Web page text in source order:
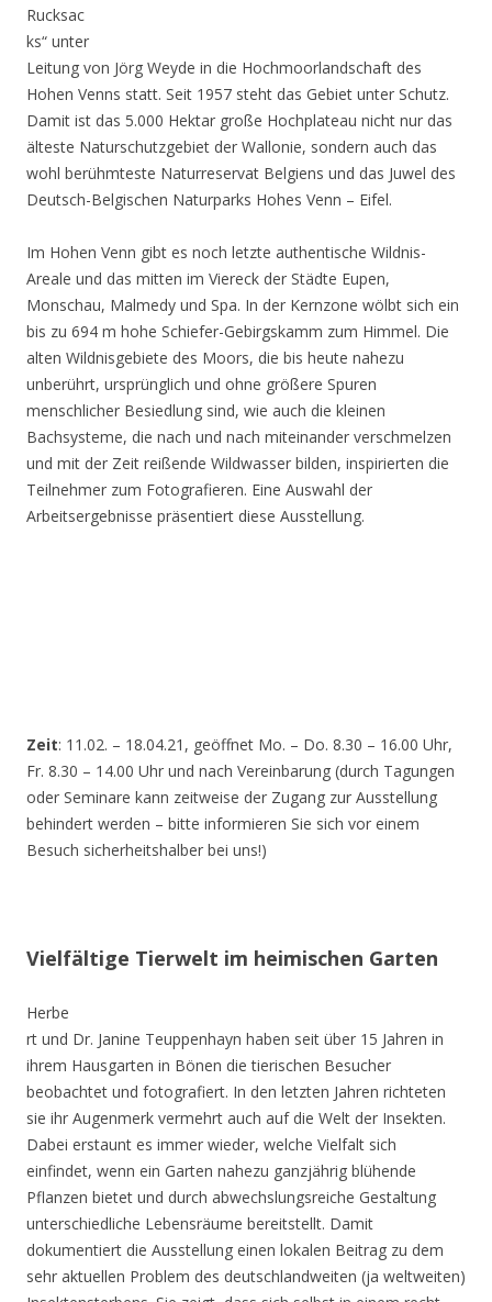
Rucksac
ks“ unter
Leitung von Jörg Weyde in die Hochmoorlandschaft des
Hohen Venns statt. Seit 1957 steht das Gebiet unter Schutz.
Damit ist das 5.000 Hektar große Hochplateau nicht nur das
älteste Naturschutzgebiet der Wallonie, sondern auch das
wohl berühmteste Naturreservat Belgiens und das Juwel des
Deutsch-Belgischen Naturparks Hohes Venn – Eifel.
Im Hohen Venn gibt es noch letzte authentische Wildnis-
Areale und das mitten im Viereck der Städte Eupen,
Monschau, Malmedy und Spa. In der Kernzone wölbt sich ein
bis zu 694 m hohe Schiefer-Gebirgskamm zum Himmel. Die
alten Wildnisgebiete des Moors, die bis heute nahezu
unberührt, ursprünglich und ohne größere Spuren
menschlicher Besiedlung sind, wie auch die kleinen
Bachsysteme, die nach und nach miteinander verschmelzen
und mit der Zeit reißende Wildwasser bilden, inspirierten die
Teilnehmer zum Fotografieren. Eine Auswahl der
Arbeitsergebnisse präsentiert diese Ausstellung.
Zeit: 11.02. – 18.04.21, geöffnet Mo. – Do. 8.30 – 16.00 Uhr,
Fr. 8.30 – 14.00 Uhr und nach Vereinbarung (durch Tagungen
oder Seminare kann zeitweise der Zugang zur Ausstellung
behindert werden – bitte informieren Sie sich vor einem
Besuch sicherheitshalber bei uns!)
Vielfältige Tierwelt im heimischen Garten
Herbe
rt und Dr. Janine Teuppenhayn haben seit über 15 Jahren in
ihrem Hausgarten in Bönen die tierischen Besucher
beobachtet und fotografiert. In den letzten Jahren richteten
sie ihr Augenmerk vermehrt auch auf die Welt der Insekten.
Dabei erstaunt es immer wieder, welche Vielfalt sich
einfindet, wenn ein Garten nahezu ganzjährig blühende
Pflanzen bietet und durch abwechslungsreiche Gestaltung
unterschiedliche Lebensräume bereitstellt. Damit
dokumentiert die Ausstellung einen lokalen Beitrag zu dem
sehr aktuellen Problem des deutschlandweiten (ja weltweiten)